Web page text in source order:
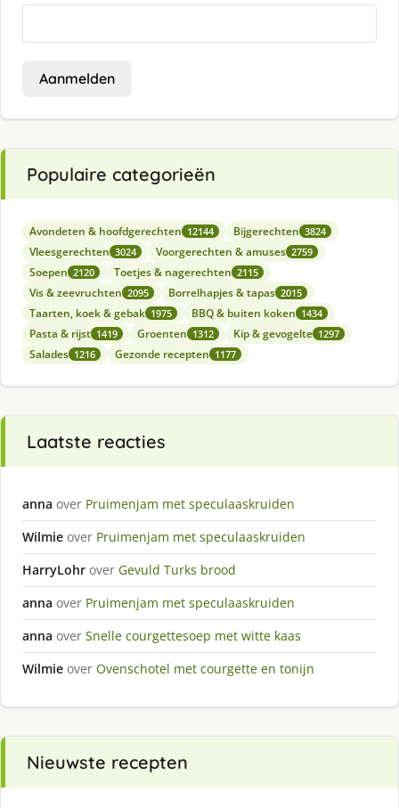
Aanmelden
Populaire categorieën
Avondeten & hoofdgerechten 12144 Bijgerechten 3824
Vleesgerechten 3024 Voorgerechten & amuses 2759
Soepen 2120 Toetjes & nagerechten 2115
Vis & zeevruchten 2095 Borrelhapjes & tapas 2015
Taarten, koek & gebak 1975 BBQ & buiten koken 1434
Pasta & rijst 1419 Groenten 1312 Kip & gevogelte 1297
Salades 1216 Gezonde recepten 1177
Laatste reacties
anna over Pruimenjam met speculaaskruiden
Wilmie over Pruimenjam met speculaaskruiden
HarryLohr over Gevuld Turks brood
anna over Pruimenjam met speculaaskruiden
anna over Snelle courgettesoep met witte kaas
Wilmie over Ovenschotel met courgette en tonijn
Nieuwste recepten